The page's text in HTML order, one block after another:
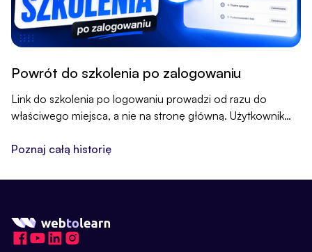
Powrót do szkolenia po zalogowaniu
Link do szkolenia po logowaniu prowadzi od razu do
właściwego miejsca, a nie na stronę główną. Użytkownik
Poznaj całą historię